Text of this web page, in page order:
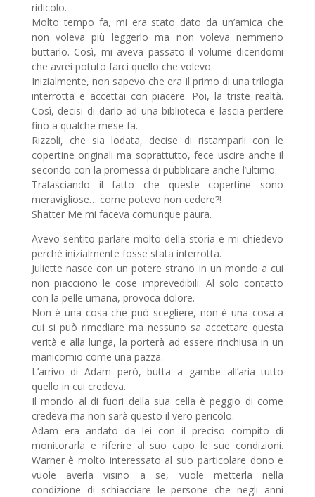
ridicolo.
Molto tempo fa, mi era stato dato da un’amica che
non voleva più leggerlo ma non voleva nemmeno
buttarlo. Così, mi aveva passato il volume dicendomi
che avrei potuto farci quello che volevo.
Inizialmente, non sapevo che era il primo di una trilogia
interrotta e accettai con piacere. Poi, la triste realtà.
Così, decisi di darlo ad una biblioteca e lascia perdere
fino a qualche mese fa.
Rizzoli, che sia lodata, decise di ristamparli con le
copertine originali ma soprattutto, fece uscire anche il
secondo con la promessa di pubblicare anche l’ultimo.
Tralasciando il fatto che queste copertine sono
meravigliose… come potevo non cedere?!
Shatter Me mi faceva comunque paura.
Avevo sentito parlare molto della storia e mi chiedevo
perchè inizialmente fosse stata interrotta.
Juliette nasce con un potere strano in un mondo a cui
non piacciono le cose imprevedibili. Al solo contatto
con la pelle umana, provoca dolore.
Non è una cosa che può scegliere, non è una cosa a
cui si può rimediare ma nessuno sa accettare questa
verità e alla lunga, la porterà ad essere rinchiusa in un
manicomio come una pazza.
L’arrivo di Adam però, butta a gambe all’aria tutto
quello in cui credeva.
Il mondo al di fuori della sua cella è peggio di come
credeva ma non sarà questo il vero pericolo.
Adam era andato da lei con il preciso compito di
monitorarla e riferire al suo capo le sue condizioni.
Warner è molto interessato al suo particolare dono e
vuole averla visino a se, vuole metterla nella
condizione di schiacciare le persone che negli anni